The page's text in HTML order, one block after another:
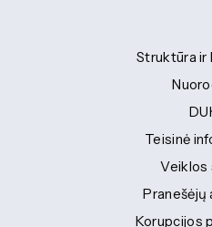
Struktūra ir
Teisinė
Veiklos
Pranešėjų
Korupcijos